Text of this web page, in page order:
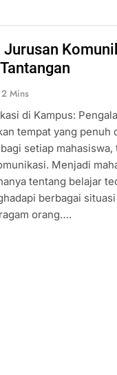
2 Mins
di Kampus:
tempat yang penuh
setiap mahasiswa,
Menjadi
tentang belajar
berbagai
orang….